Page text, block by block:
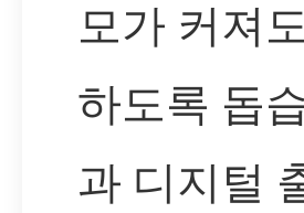
모가 커져
하도록 돕
과 디지털